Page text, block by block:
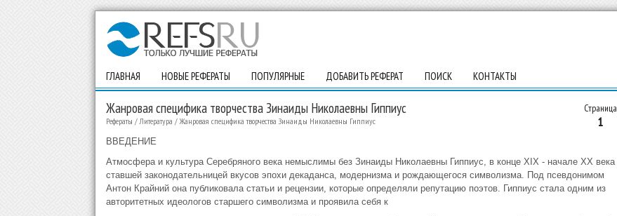
ГЛАВНАЯ НОВЫЕ РЕФЕРАТЫ ПОПУЛЯРНЫЕ ДОБАВИТЬ РЕФЕРАТ ПОИСК КОНТАКТЫ
Страница
1
Жанровая специфика творчества Зинаиды Николаевны Гиппиус
Рефераты /Литература / Жанровая специфика творчества Зинаиды Николаевны Гиппиус
ВВЕДЕНИЕ
Атмосфера и культура Серебряного века немыслимы без Зинаиды Николаевны Гиппиус, в конце ХIХ - начале ХХ века
ставшей законодательницей вкусов эпохи декаданса, модернизма и рождающегося символизма. Под псевдонимом
Антон Крайний она публиковала статьи и рецензии, которые определяли репутацию поэтов. Гиппиус стала одним из
авторитетных идеологов старшего символизма и проявила себя к